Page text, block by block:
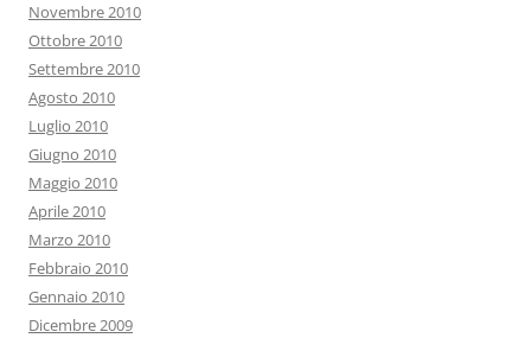
Novembre 2010
Ottobre 2010
Settembre 2010
Agosto 2010
Luglio 2010
Giugno 2010
Maggio 2010
Aprile 2010
Marzo 2010
Febbraio 2010
Gennaio 2010
Dicembre 2009